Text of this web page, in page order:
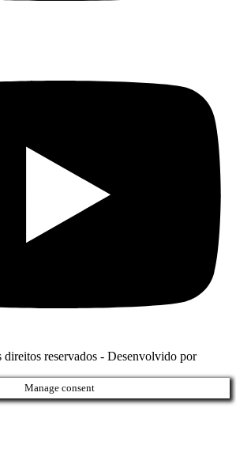
direitos reservados - Desenvolvido por
Manage consent